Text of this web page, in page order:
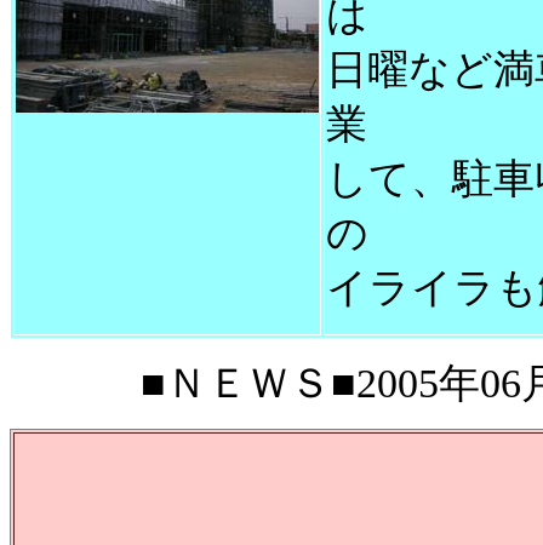
は
日曜など
業
して、駐
の
イライラ
■ＮＥＷＳ■2005年06